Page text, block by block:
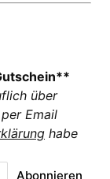
über
Email
habe
Abonnieren